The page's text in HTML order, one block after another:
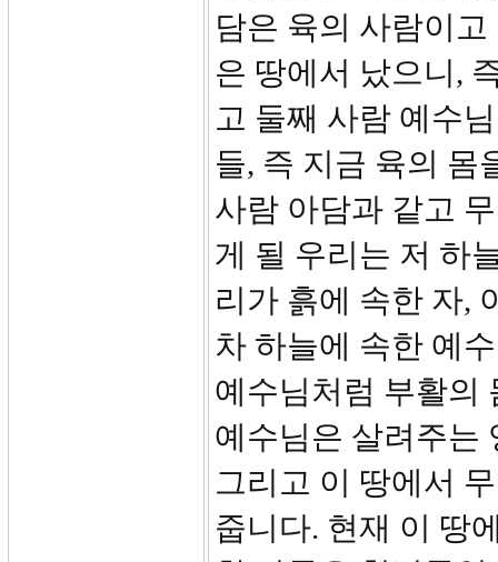
담은 육의 사람이
은 땅에서 났으니,
고 둘째 사람 예수
들, 즉 지금 육의 몸
사람 아담과 같고
게 될 우리는 저 하
리가 흙에 속한 자,
차 하늘에 속한 예
예수님처럼 부활의
예수님은 살려주는
그리고 이 땅에서
줍니다. 현재 이 땅